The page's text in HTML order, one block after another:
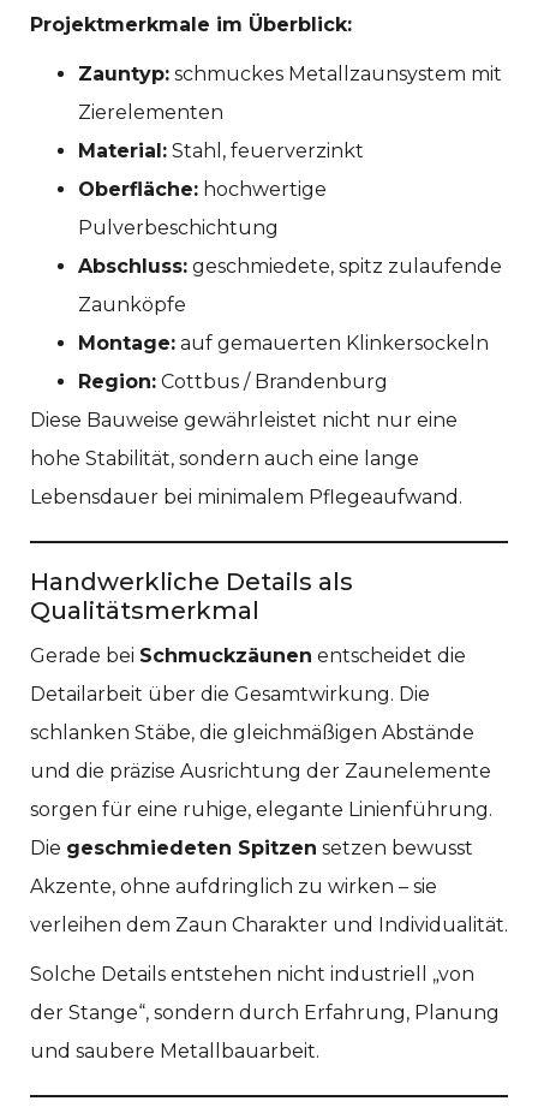
Projektmerkmale im Überblick:
Zauntyp: schmuckes Metallzaunsystem mit
Zierelementen
Material: Stahl, feuerverzinkt
Oberfläche: hochwertige
Pulverbeschichtung
Abschluss: geschmiedete, spitz zulaufende
Zaunköpfe
Montage: auf gemauerten Klinkersockeln
Region: Cottbus / Brandenburg
Diese Bauweise gewährleistet nicht nur eine
hohe Stabilität, sondern auch eine lange
Lebensdauer bei minimalem Pflegeaufwand.
Handwerkliche Details als
Qualitätsmerkmal
Gerade bei Schmuckzäunen entscheidet die
Detailarbeit über die Gesamtwirkung. Die
schlanken Stäbe, die gleichmäßigen Abstände
und die präzise Ausrichtung der Zaunelemente
sorgen für eine ruhige, elegante Linienführung.
Die geschmiedeten Spitzen setzen bewusst
Akzente, ohne aufdringlich zu wirken – sie
verleihen dem Zaun Charakter und Individualität.
Solche Details entstehen nicht industriell „von
der Stange“, sondern durch Erfahrung, Planung
und saubere Metallbauarbeit.